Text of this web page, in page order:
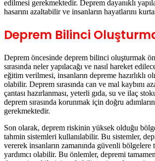
Deprem Bilinci
Deprem öncesinde deprem bilinci oluşturmak
eğitim verilmesi, insanların depreme hazırlıklı
olabilir. Deprem sırasında can ve mal kaybını
çantası hazırlanması, yeterli gıda, su ve ilaç
deprem sırasında korunmak için doğru adımların
gerekmektedir.
Son olarak, deprem riskinin yüksek olduğu
vererek insanların zamanında güvenli bölgelere
yardımcı olabilir. Bu önlemler, depremi
depremin etkilerini azaltabilir ve insanların